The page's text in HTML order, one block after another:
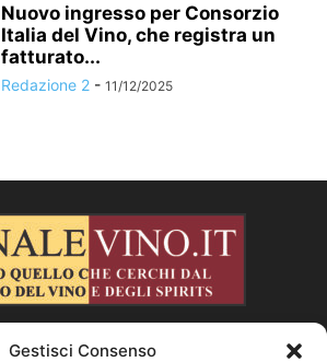
Nuovo ingresso per Consorzio
Italia del Vino, che registra un
fatturato...
Redazione 2 - 11/12/2025
Gestisci Consenso